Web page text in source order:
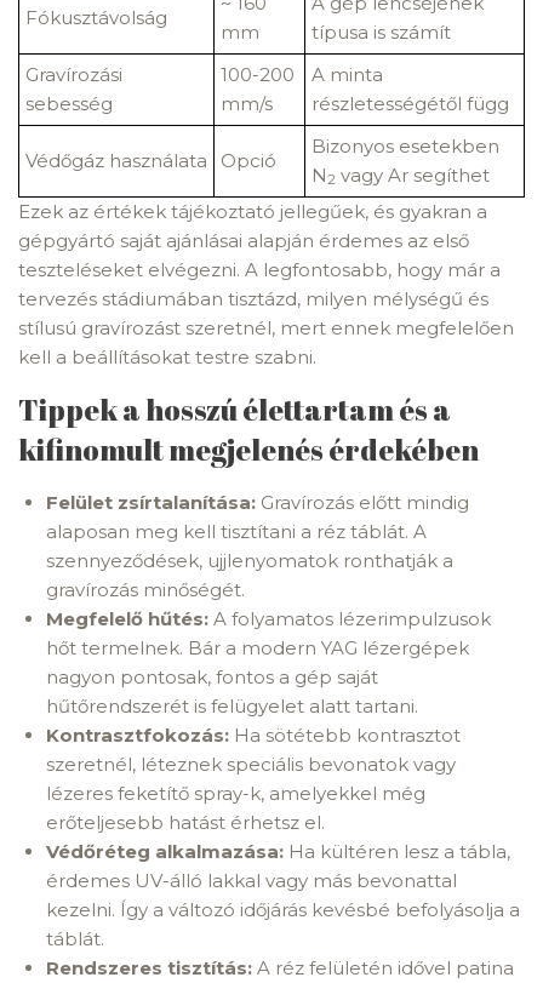
Fókusztávolság
mm
típusa is számít
Gravírozási
sebesség
100-200
mm/s
A minta
részletességétől függ
Védőgáz használata Opció
Bizonyos esetekben
N2 vagy Ar segíthet
Ezek az értékek tájékoztató jellegűek, és gyakran a
gépgyártó saját ajánlásai alapján érdemes az első
teszteléseket elvégezni. A legfontosabb, hogy már a
tervezés stádiumában tisztázd, milyen mélységű és
stílusú gravírozást szeretnél, mert ennek megfelelően
kell a beállításokat testre szabni.
Tippek a hosszú élettartam és a
kifinomult megjelenés érdekében
Felület zsírtalanítása:Gravírozás előtt mindig
alaposan meg kell tisztítani a réz táblát. A
szennyeződések, ujjlenyomatok ronthatják a
gravírozás minőségét.
Megfelelő hűtés:A folyamatos lézerimpulzusok
hőt termelnek. Bár a modern YAG lézergépek
nagyon pontosak, fontos a gép saját
hűtőrendszerét is felügyelet alatt tartani.
Kontrasztfokozás:Ha sötétebb kontrasztot
szeretnél, léteznek speciális bevonatok vagy
lézeres feketítő spray-k, amelyekkel még
erőteljesebb hatást érhetsz el.
Védőréteg alkalmazása:Ha kültéren lesz a tábla,
érdemes UV-álló lakkal vagy más bevonattal
kezelni. Így a változó időjárás kevésbé befolyásolja a
táblát.
Rendszeres tisztítás:A réz felületén idővel patina